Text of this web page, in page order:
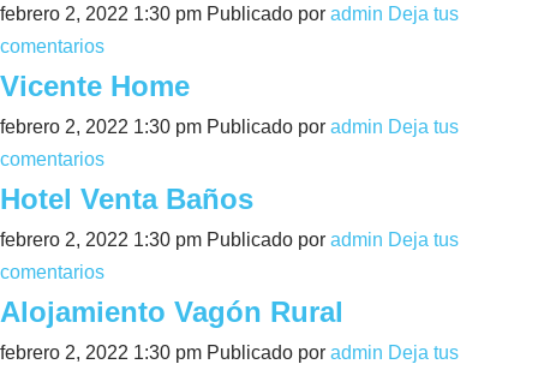
febrero 2, 2022 1:30 pm Publicado por admin Deja tus
comentarios
Vicente Home
febrero 2, 2022 1:30 pm Publicado por admin Deja tus
comentarios
Hotel Venta Baños
febrero 2, 2022 1:30 pm Publicado por admin Deja tus
comentarios
Alojamiento Vagón Rural
febrero 2, 2022 1:30 pm Publicado por admin Deja tus